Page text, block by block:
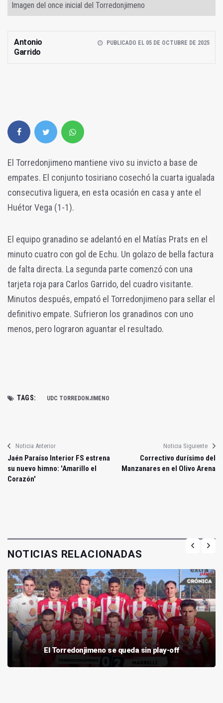
Imagen del once inicial del Torredonjimeno
Antonio
Garrido
PUBLICADO EL 05 DE OCTUBRE DE 2025
El Torredonjimeno mantiene vivo su invicto a base de
empates. El conjunto tosiriano cosechó la cuarta igualada
consecutiva liguera, en esta ocasión en casa y ante el
Huétor Vega (1-1).
El equipo granadino se adelantó en el Matías Prats en el
minuto cuatro con gol de Echu. Un golazo de bella factura
de falta directa. La segunda parte comenzó con una
tarjeta roja para Carlos Garrido, del cuadro visitante.
Minutos después, empató el Torredonjimeno para sellar el
definitivo empate. Sufrieron los granadinos con uno
menos, pero lograron aguantar el resultado.
TAGS: UDC TORREDONJIMENO
Noticia Anterior
Jaén Paraíso Interior FS estrena
su nuevo himno: 'Amarillo el
Corazón'
Noticia Siguiente
Correctivo durísimo del
Manzanares en el Olivo Arena
NOTICIAS RELACIONADAS
El Torredonjimeno se queda sin play-off